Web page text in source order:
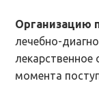
Организацию
лечебно-
лекарственное
момента